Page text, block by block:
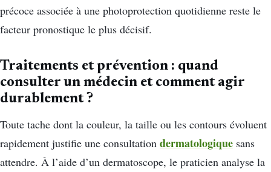
précoce associée à une photoprotection quotidienne reste le
facteur pronostique le plus décisif.
Traitements et prévention : quand
consulter un médecin et comment agir
durablement ?
Toute tache dont la couleur, la taille ou les contours évoluent
rapidement justifie une consultation dermatologique sans
attendre. À l’aide d’un dermatoscope, le praticien analyse la